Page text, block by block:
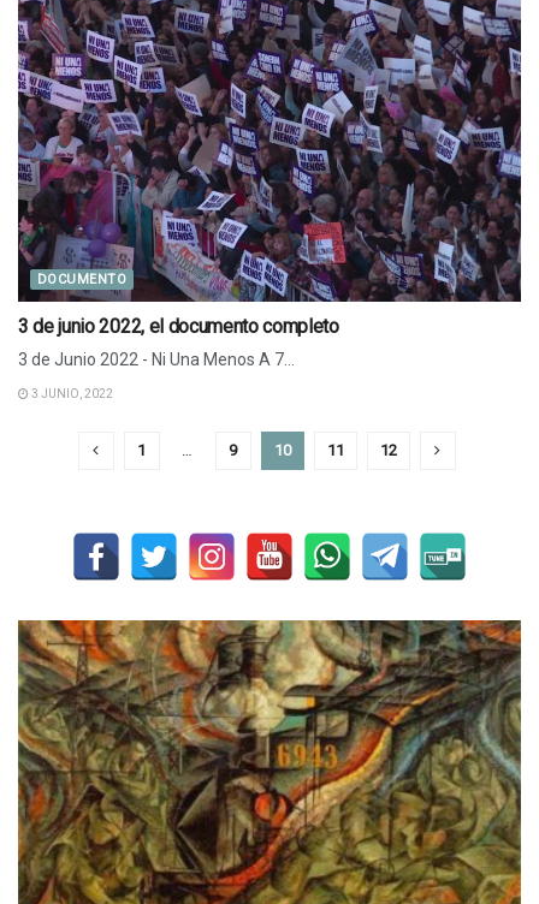
DOCUMENTO
3 de junio 2022, el documento completo
3 de Junio 2022 - Ni Una Menos A 7...
3 JUNIO, 2022
1 9 10 11 12